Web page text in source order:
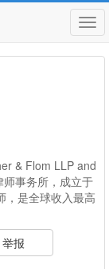
& Flom LLP and
事务所，成立于
，是全球收入最高
举报